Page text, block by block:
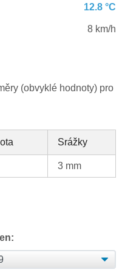
12.8 °C
8 km/h
(obvyklé hodnoty) pro
Srážky
3 mm